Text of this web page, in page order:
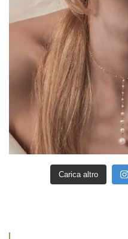
Carica altro